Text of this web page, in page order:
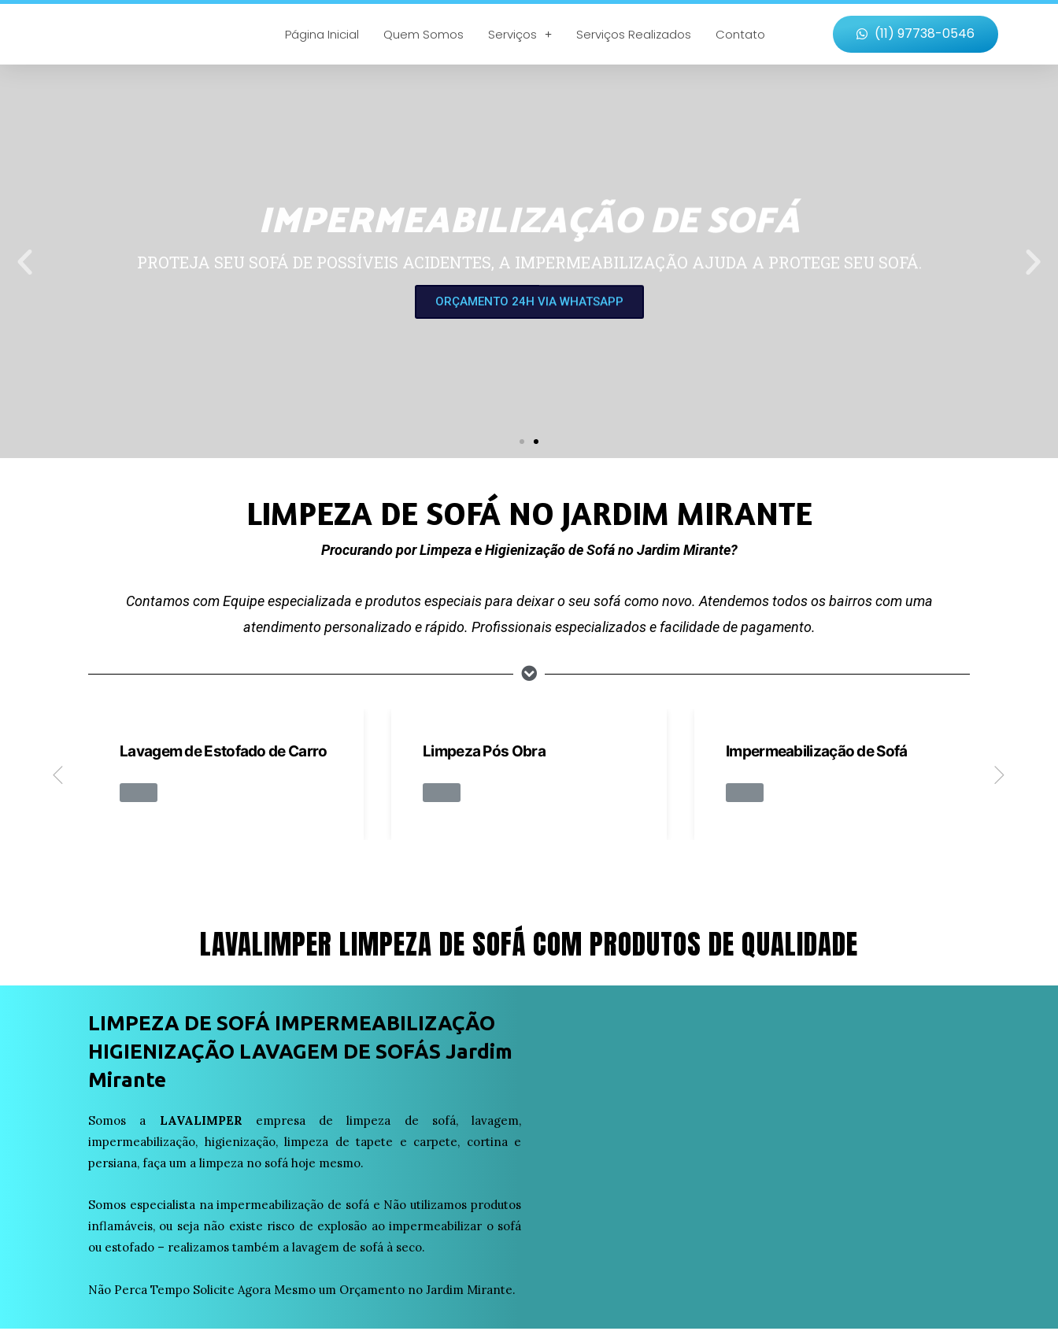
Página Inicial Quem Somos Serviços Serviços Realizados Contato (11) 97738-0546
IMPERMEABILIZAÇÃO DE SOFÁ
PROTEJA SEU SOFÁ DE POSSÍVEIS ACIDENTES, A IMPERMEABILIZAÇÃO AJUDA A PROTEGE SEU SOFÁ.
ORÇAMENTO 24H VIA WHATSAPP
LIMPEZA DE SOFÁ NO JARDIM MIRANTE
Procurando por Limpeza e Higienização de Sofá no Jardim Mirante?
Contamos com Equipe especializada e produtos especiais para deixar o seu sofá como novo. Atendemos todos os bairros com uma
atendimento personalizado e rápido. Profissionais especializados e facilidade de pagamento.
Lavagem de Estofado de Carro Limpeza Pós Obra Impermeabilização de Sofá
LAVALIMPER LIMPEZA DE SOFÁ COM PRODUTOS DE QUALIDADE
LIMPEZA DE SOFÁ IMPERMEABILIZAÇÃO
HIGIENIZAÇÃO LAVAGEM DE SOFÁS Jardim
Mirante
Somos a LAVALIMPER empresa de limpeza de sofá, lavagem,
impermeabilização, higienização, limpeza de tapete e carpete, cortina e
persiana, faça um a limpeza no sofá hoje mesmo.
Somos especialista na impermeabilização de sofá e Não utilizamos produtos
inflamáveis, ou seja não existe risco de explosão ao impermeabilizar o sofá
ou estofado – realizamos também a lavagem de sofá à seco.
Não Perca Tempo Solicite Agora Mesmo um Orçamento no Jardim Mirante.